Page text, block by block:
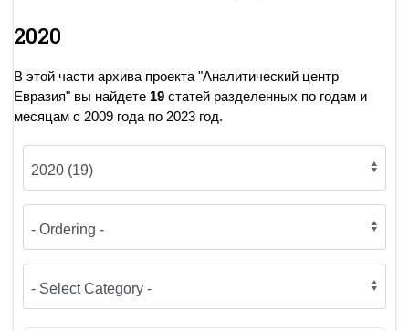
2020
В этой части архива проекта "Аналитический центр
Евразия" вы найдете 19 статей разделенных по годам и
месяцам с 2009 года по 2023 год.